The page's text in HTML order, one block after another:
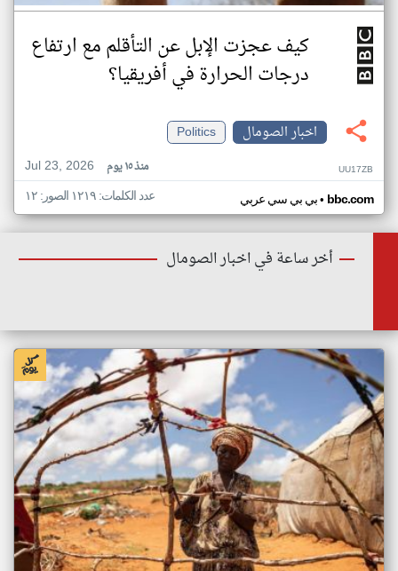
كيف عجزت الإبل عن التأقلم مع ارتفاع
درجات الحرارة في أفريقيا؟
اخبار الصومال
Politics
Jul 23, 2026
منذ ١٥ يوم UU17ZB
بي بي سي عربي• bbc.com عدد الكلمات: ١٢١٩ الصور: ١٢
أخر ساعة في اخبار الصومال